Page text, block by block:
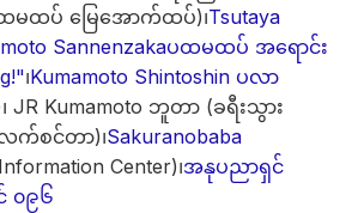
ထမထပ် မြေအောက်ထပ်)၊Tsutaya
Sannenzakaပထမထပ် အရောင်း
၊Kumamoto Shintoshin ပလာ
Kumamoto ဘူတာ (ခရီးသွား
စင်တာ)၊Sakuranobaba
Center)၊အနုပညာရှင်
၀၉၆